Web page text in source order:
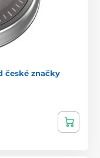
české značky